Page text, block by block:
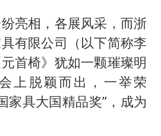
36岁男演员成景区NPC后人气爆棚
民健身事业高质量发展
台当局重金为“台独”织“皇帝新衣”
几元成本的AI广告导致千万市值蒸发
挝国会主席赛宋蓬逝世
亮相，各展风采，而浙
有限公司（以下简称李
首椅》犹如一颗璀璨明
上脱颖而出，一举荣
家具大国精品奖”，成为